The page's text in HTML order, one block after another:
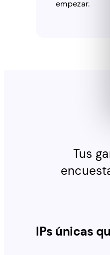
empezar.
Tus
IPs únicas